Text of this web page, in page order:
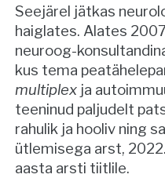
Seejärel jätkas
haiglates. Alates
neuroog-
kus tema
multiplexja
teeninud paljudelt
rahulik ja hooliv ning
ütlemisega arst,
aasta arsti tiitlile.